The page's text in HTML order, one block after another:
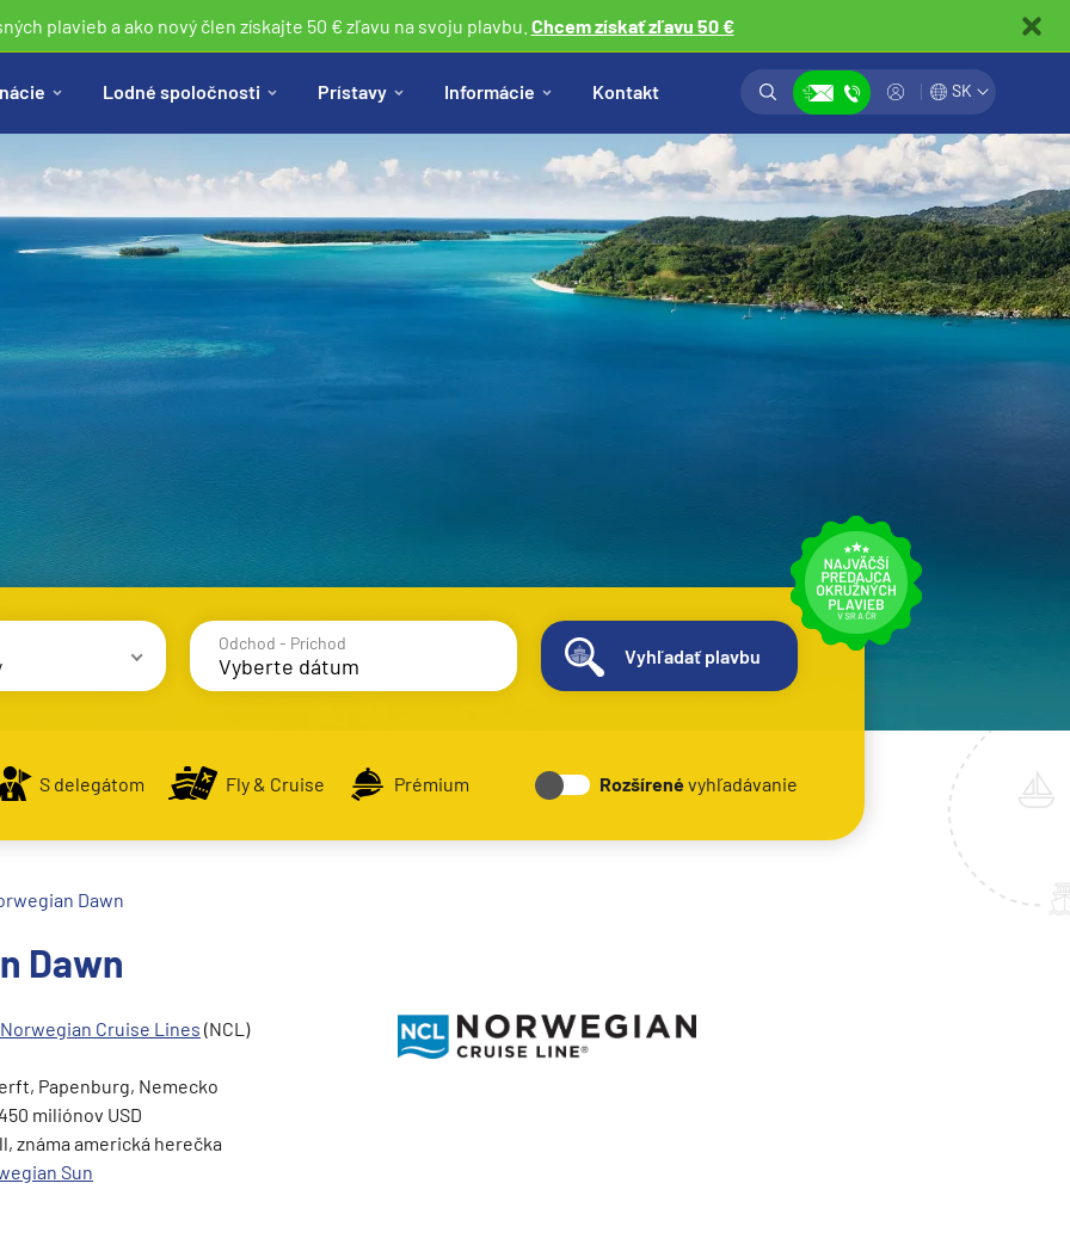
plavieb a ako nový člen získajte 50 € zľavu na svoju plavbu. Chcem získať zľavu 50 €
Lodné spoločnosti Prístavy Informácie Kontakt VyhľadávanieZobraziť kontakty
Prihlásiť
SK
Odchod - Príchod
Vyhľadať plavbu
S delegátom Fly & Cruise Prémium Rozšírenévyhľadávanie
Dawn
Dawn
Norwegian Cruise Lines (NCL)
Papenburg, Nemecko
miliónov USD
známa americká herečka
Sun